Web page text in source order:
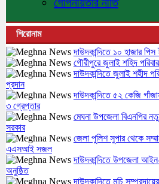
শিরোনাম
দাউদকান্দিতে ১০ হাজার
গৌরীপুরে জুলাই শহিদ
দাউদকান্দিতে জুলাই শহীদ
প্রদান
দাউদকান্দিতে ৫২ কেজি
৩ গ্রেপ্তার
মেঘনা উপজেলা বিএনপির
সরকার
জেলা পুলিশ সুপার থেকে
এএসআই সজল
দাউদকান্দিতে উপজেলা
অনুষ্ঠিত
দাউদকান্দিতে মুচি